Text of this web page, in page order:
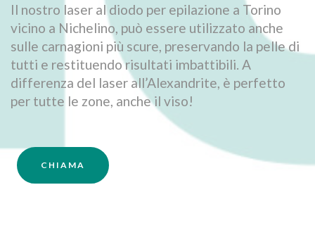
Il nostro laser al diodo per epilazione a Torino
vicino a Nichelino, può essere utilizzato anche
sulle carnagioni più scure, preservando la pelle di
tutti e restituendo risultati imbattibili. A
differenza del laser all’Alexandrite, è perfetto
per tutte le zone, anche il viso!
CHIAMA